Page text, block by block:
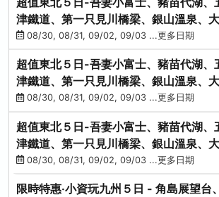
津鐵道、第一只見川橋梁、銀山溫泉、
原纜車
08/30, 08/31, 09/02, 09/03 ...更多日期
超值東北５日-吾妻小富士、豬苗代湖、
津鐵道、第一只見川橋梁、銀山溫泉、
原纜車
08/30, 08/31, 09/02, 09/03 ...更多日期
超值東北５日-吾妻小富士、豬苗代湖、
津鐵道、第一只見川橋梁、銀山溫泉、
原纜車
08/30, 08/31, 09/02, 09/03 ...更多日期
限時特惠‧小資玩九州５日 - 角島展望台